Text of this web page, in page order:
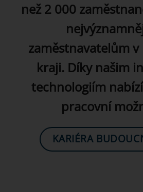
než 2 000
zaměstnavatelům v
kraji. Díky našim
technologiím
pracovní
KARIÉRA